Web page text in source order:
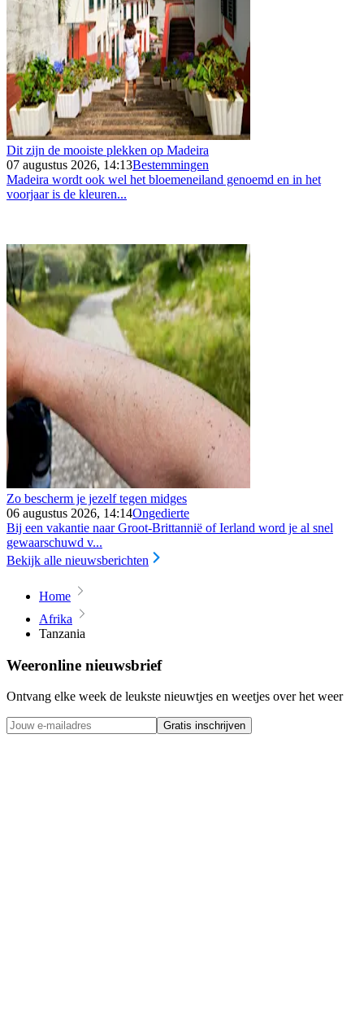
Dit zijn de mooiste plekken op Madeira
07 augustus 2026, 14:13Bestemmingen
Madeira wordt ook wel het bloemeneiland genoemd en in het
voorjaar is de kleuren...
Zo bescherm je jezelf tegen midges
06 augustus 2026, 14:14Ongedierte
Bij een vakantie naar Groot-Brittannië of Ierland word je al snel
gewaarschuwd v...
Bekijk alle nieuwsberichten
Home
Afrika
Tanzania
Weeronline nieuwsbrief
Ontvang elke week de leukste nieuwtjes en weetjes over het weer
Gratis inschrijven